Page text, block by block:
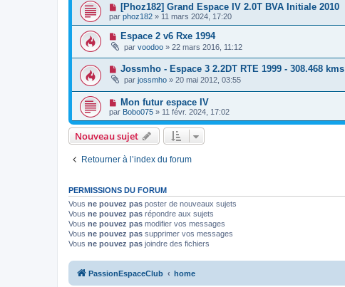
[Phoz182] Grand Espace IV 2.0T BVA Initiale 2010
par phoz182 » 11 mars 2024, 17:20
Espace 2 v6 Rxe 1994
par voodoo » 22 mars 2016, 11:12
Jossmho - Espace 3 2.2DT RTE 1999 - 308.468 kms
par jossmho » 20 mai 2012, 03:55
Mon futur espace IV
par Bobo075 » 11 févr. 2024, 17:02
Nouveau sujet
Retourner à l’index du forum
PERMISSIONS DU FORUM
Vous ne pouvez pas poster de nouveaux sujets
Vous ne pouvez pas répondre aux sujets
Vous ne pouvez pas modifier vos messages
Vous ne pouvez pas supprimer vos messages
Vous ne pouvez pas joindre des fichiers
PassionEspaceClub home